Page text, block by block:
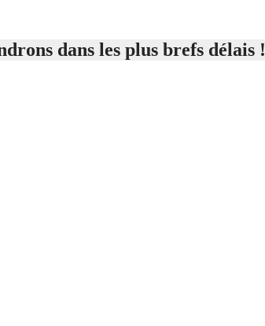
dans les plus brefs délais !